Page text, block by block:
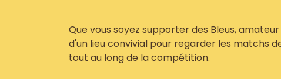
Que vous soyez supporter des Bleus,
d'un lieu convivial pour regarder les matchs
tout au long de la compétition.